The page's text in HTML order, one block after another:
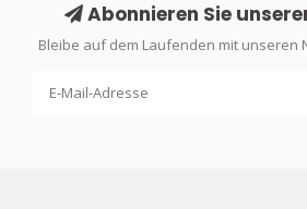
Abonnieren Sie
Bleibe auf dem Laufenden mit unseren